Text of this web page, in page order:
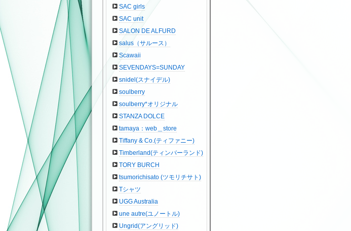
SAC girls
SAC unit
SALON DE ALFURD
salus（サルース）
Scawaii
SEVENDAYS=SUNDAY
snidel(スナイデル)
soulberry
soulberry*オリジナル
STANZA DOLCE
tamaya：web＿store
Tiffany & Co.(ティファニー)
Timberland(ティンバーランド)
TORY BURCH
tsumorichisato (ツモリチサト)
Tシャツ
UGG Australia
une autre(ユノートル)
Ungrid(アングリッド)